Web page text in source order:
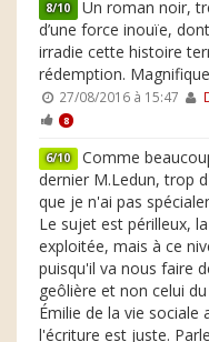
8/10 Un roman noir,
d’une force inouïe,
irradie cette histoire
rédemption.
27/08/2016 à 15:47
8
6/10 Comme
dernier M.Ledun, trop
que je n'ai pas
Le sujet est périlleux,
exploitée, mais à ce
puisqu'il va nous faire
geôlière et non celui
Émilie de la vie sociale
l'écriture est juste.